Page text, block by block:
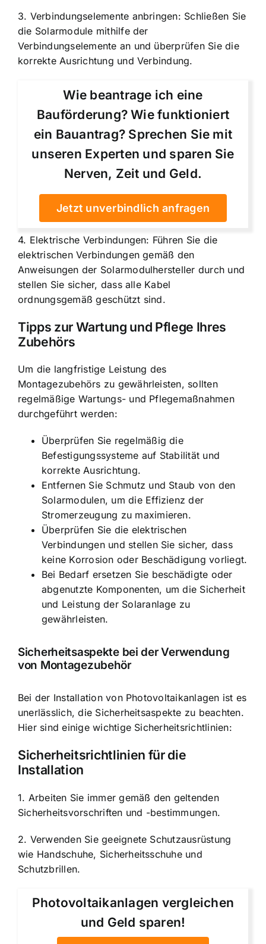
3. Verbindungselemente anbringen: Schließen Sie
die Solarmodule mithilfe der
Verbindungselemente an und überprüfen Sie die
korrekte Ausrichtung und Verbindung.
Wie beantrage ich eine
Bauförderung? Wie funktioniert
ein Bauantrag? Sprechen Sie mit
unseren Experten und sparen Sie
Nerven, Zeit und Geld.
Jetzt unverbindlich anfragen
4. Elektrische Verbindungen: Führen Sie die
elektrischen Verbindungen gemäß den
Anweisungen der Solarmodulhersteller durch und
stellen Sie sicher, dass alle Kabel
ordnungsgemäß geschützt sind.
Tipps zur Wartung und Pflege Ihres
Zubehörs
Um die langfristige Leistung des
Montagezubehörs zu gewährleisten, sollten
regelmäßige Wartungs- und Pflegemaßnahmen
durchgeführt werden:
Überprüfen Sie regelmäßig die
Befestigungssysteme auf Stabilität und
korrekte Ausrichtung.
Entfernen Sie Schmutz und Staub von den
Solarmodulen, um die Effizienz der
Stromerzeugung zu maximieren.
Überprüfen Sie die elektrischen
Verbindungen und stellen Sie sicher, dass
keine Korrosion oder Beschädigung vorliegt.
Bei Bedarf ersetzen Sie beschädigte oder
abgenutzte Komponenten, um die Sicherheit
und Leistung der Solaranlage zu
gewährleisten.
Sicherheitsaspekte bei der Verwendung
von Montagezubehör
Bei der Installation von Photovoltaikanlagen ist es
unerlässlich, die Sicherheitsaspekte zu beachten.
Hier sind einige wichtige Sicherheitsrichtlinien:
Sicherheitsrichtlinien für die
Installation
1. Arbeiten Sie immer gemäß den geltenden
Sicherheitsvorschriften und -bestimmungen.
2. Verwenden Sie geeignete Schutzausrüstung
wie Handschuhe, Sicherheitsschuhe und
Schutzbrillen.
Photovoltaikanlagen vergleichen
und Geld sparen!